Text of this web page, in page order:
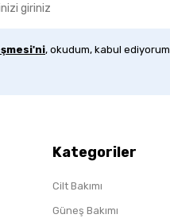
, okudum, kabul ediyorum.
Kategoriler
Cilt Bakımı
Güneş Bakımı